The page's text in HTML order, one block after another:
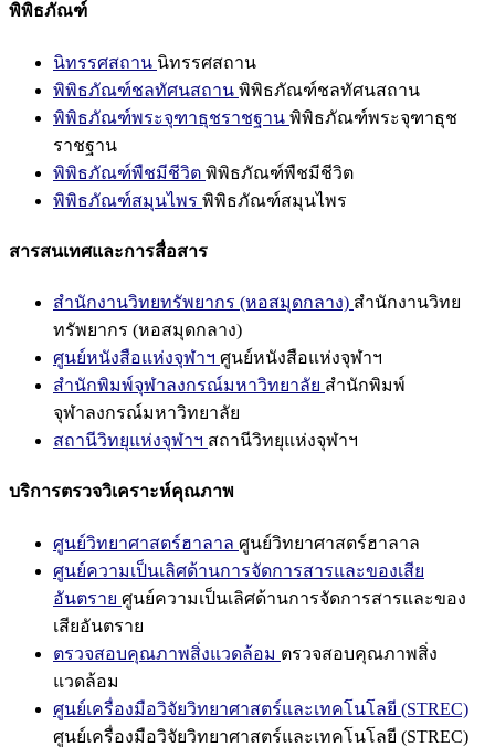
พิพิธภัณฑ์
นิทรรศสถาน นิทรรศสถาน
พิพิธภัณฑ์ชลทัศนสถาน พิพิธภัณฑ์ชลทัศนสถาน
พิพิธภัณฑ์พระจุฑาธุชราชฐาน พิพิธภัณฑ์พระจุฑาธุช
ราชฐาน
พิพิธภัณฑ์พืชมีชีวิต พิพิธภัณฑ์พืชมีชีวิต
พิพิธภัณฑ์สมุนไพร พิพิธภัณฑ์สมุนไพร
สารสนเทศและการสื่อสาร
สำนักงานวิทยทรัพยากร (หอสมุดกลาง) สำนักงานวิทย
ทรัพยากร (หอสมุดกลาง)
ศูนย์หนังสือแห่งจุฬาฯ ศูนย์หนังสือแห่งจุฬาฯ
สำนักพิมพ์จุฬาลงกรณ์มหาวิทยาลัย สำนักพิมพ์
จุฬาลงกรณ์มหาวิทยาลัย
สถานีวิทยุแห่งจุฬาฯ สถานีวิทยุแห่งจุฬาฯ
บริการตรวจวิเคราะห์คุณภาพ
ศูนย์วิทยาศาสตร์ฮาลาล ศูนย์วิทยาศาสตร์ฮาลาล
ศูนย์ความเป็นเลิศด้านการจัดการสารและของเสีย
อันตราย ศูนย์ความเป็นเลิศด้านการจัดการสารและของ
เสียอันตราย
ตรวจสอบคุณภาพสิ่งแวดล้อม ตรวจสอบคุณภาพสิ่ง
แวดล้อม
ศูนย์เครื่องมือวิจัยวิทยาศาสตร์และเทคโนโลยี (STREC)
ศูนย์เครื่องมือวิจัยวิทยาศาสตร์และเทคโนโลยี (STREC)